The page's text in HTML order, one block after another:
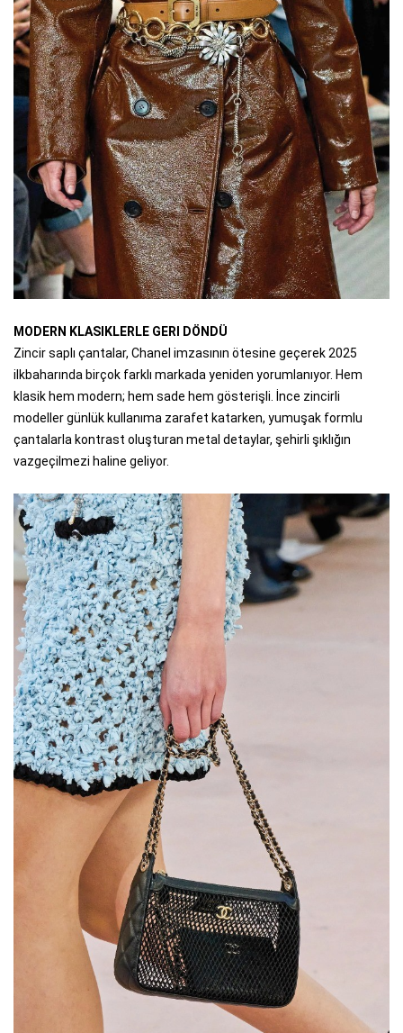
MODERN KLASIKLERLE GERI DÖNDÜ
Zincir saplı çantalar, Chanel imzasının ötesine geçerek 2025
ilkbaharında birçok farklı markada yeniden yorumlanıyor. Hem
klasik hem modern; hem sade hem gösterişli. İnce zincirli
modeller günlük kullanıma zarafet katarken, yumuşak formlu
çantalarla kontrast oluşturan metal detaylar, şehirli şıklığın
vazgeçilmezi haline geliyor.